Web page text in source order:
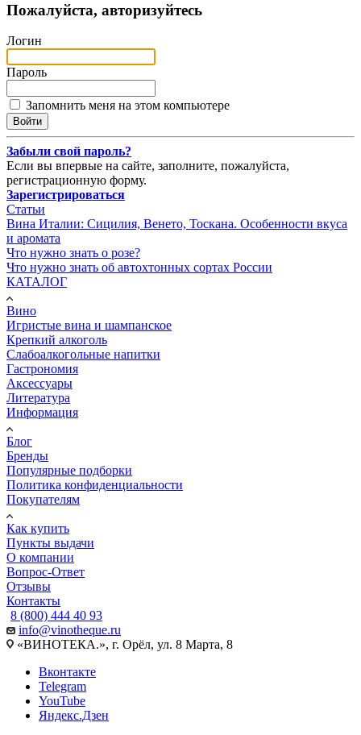
Пожалуйста, авторизуйтесь
Логин
Пароль
Запомнить меня на этом компьютере
Забыли свой пароль?
Если вы впервые на сайте, заполните, пожалуйста,
регистрационную форму.
Зарегистрироваться
Статьи
Вина Италии: Сицилия, Венето, Тоскана. Особенности вкуса
и аромата
Что нужно знать о розе?
Что нужно знать об автохтонных сортах России
КАТАЛОГ
Вино
Игристые вина и шампанское
Крепкий алкоголь
Слабоалкогольные напитки
Гастрономия
Аксессуары
Литература
Информация
Блог
Бренды
Популярные подборки
Политика конфиденциальности
Покупателям
Как купить
Пункты выдачи
О компании
Вопрос-Ответ
Отзывы
Контакты
8 (800) 444 40 93
info@vinotheque.ru
«ВИНОТЕКА.», г. Орёл, ул. 8 Марта, 8
Вконтакте
Telegram
YouTube
Яндекс.Дзен